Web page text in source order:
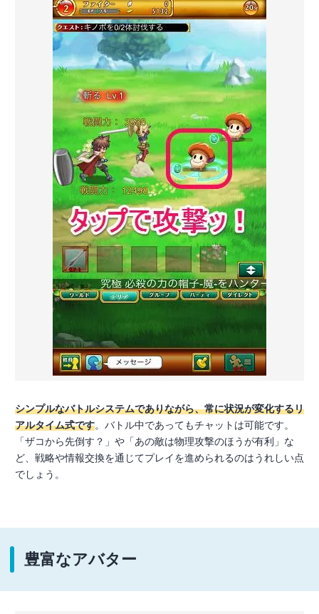
シンプルなバトルシステムでありながら、常に状況が変化するリ
アルタイム式です。バトル中であってもチャットは可能です。
「ザコから先倒す？」や「あの敵は物理攻撃のほうが有利」な
ど、戦略や情報交換を通じてプレイを進められるのはうれしい点
でしょう。
豊富なアバター